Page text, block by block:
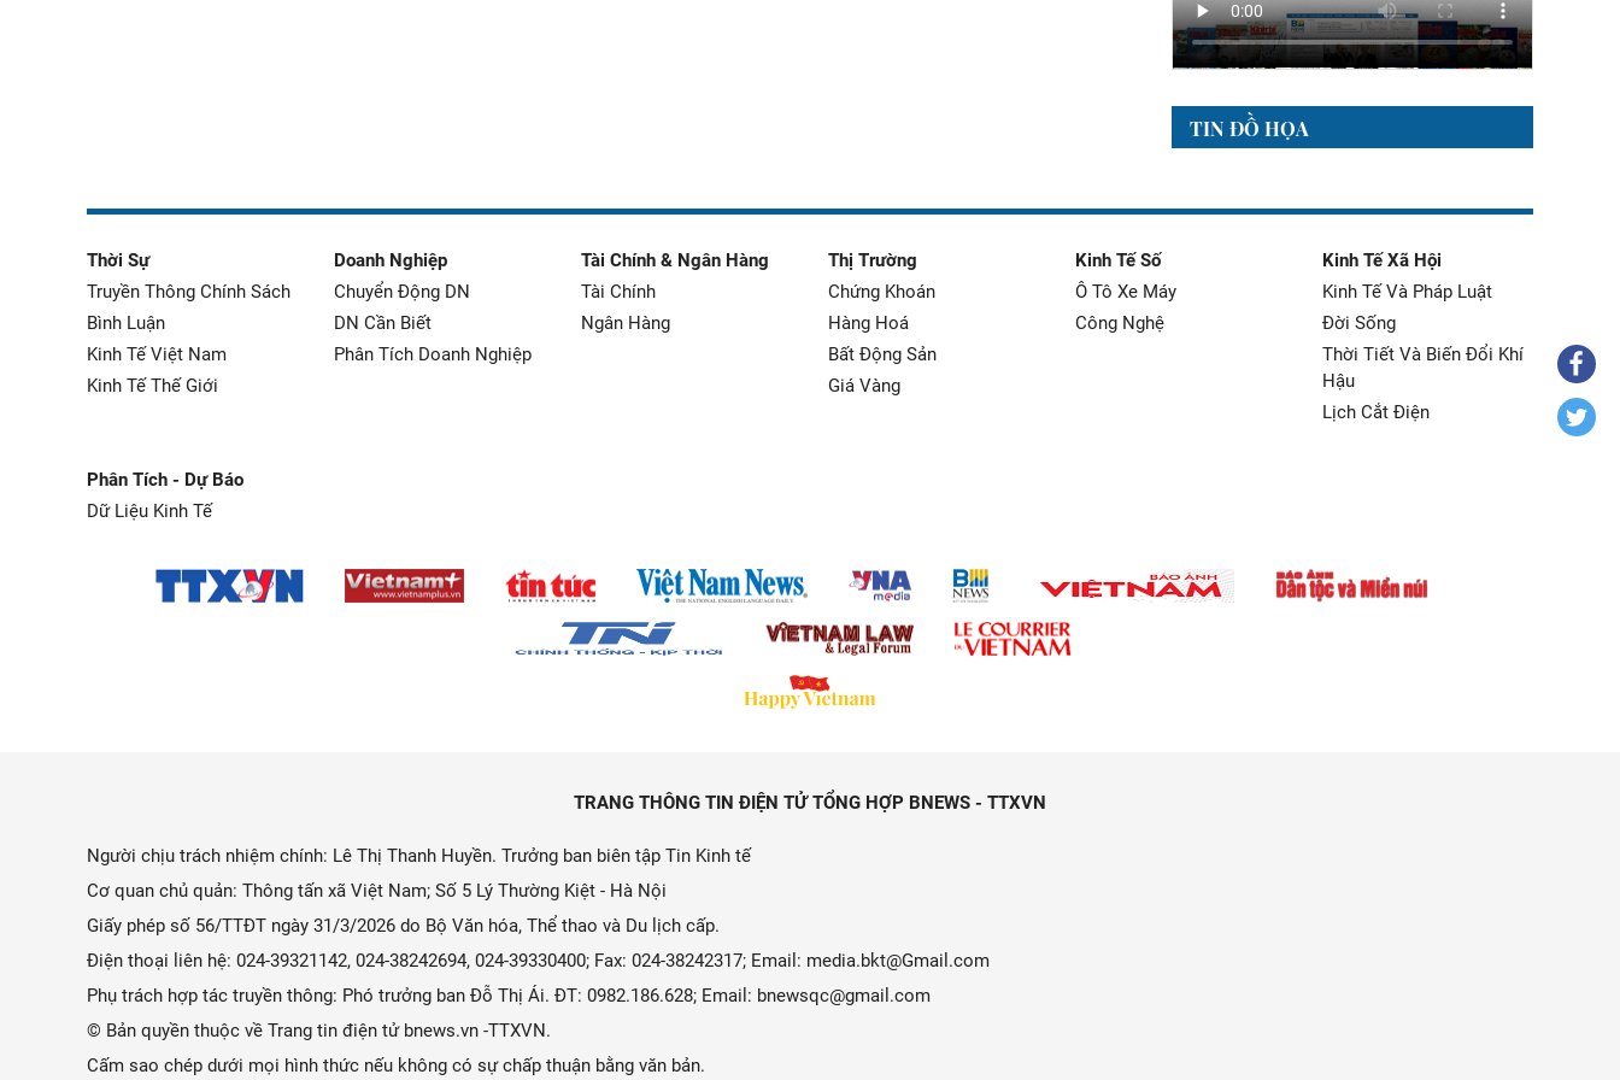
TIN ĐỒ HỌA
Thời Sự
Truyền Thông Chính Sách
Bình Luận
Kinh Tế Việt Nam
Kinh Tế Thế Giới
Doanh Nghiệp
Chuyển Động DN
DN Cần Biết
Phân Tích Doanh Nghiệp
Tài Chính & Ngân Hàng
Tài Chính
Ngân Hàng
Thị Trường
Chứng Khoán
Hàng Hoá
Bất Động Sản
Giá Vàng
Kinh Tế Số
Ô Tô Xe Máy
Công Nghệ
Kinh Tế Xã Hội
Kinh Tế Và Pháp Luật
Đời Sống
Thời Tiết Và Biến Đổi Khí
Hậu
Lịch Cắt Điện
Phân Tích - Dự Báo
Dữ Liệu Kinh Tế
TRANG THÔNG TIN ĐIỆN TỬ TỔNG HỢP BNEWS - TTXVN
Người chịu trách nhiệm chính: Lê Thị Thanh Huyền. Trưởng ban biên tập Tin Kinh tế
Cơ quan chủ quản: Thông tấn xã Việt Nam; Số 5 Lý Thường Kiệt - Hà Nội
Giấy phép số 56/TTĐT ngày 31/3/2026 do Bộ Văn hóa, Thể thao và Du lịch cấp.
Điện thoại liên hệ: 024-39321142, 024-38242694, 024-39330400; Fax: 024-38242317; Email: media.bkt@Gmail.com
Phụ trách hợp tác truyền thông: Phó trưởng ban Đỗ Thị Ái. ĐT: 0982.186.628; Email: bnewsqc@gmail.com
© Bản quyền thuộc về Trang tin điện tử bnews.vn -TTXVN.
Cấm sao chép dưới mọi hình thức nếu không có sự chấp thuận bằng văn bản.